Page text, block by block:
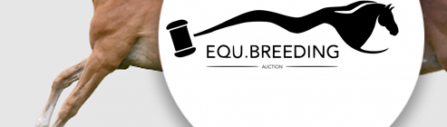
verloren. "Ik vlieg nog regelmatig naar Amerika om mijn
en mijn drie kleindochters op te zoeken net buiten New York.
volgende generatie Pessoa in de topsport zal volgen.
inmiddels heeft niemand van hen de teugels nog vast.